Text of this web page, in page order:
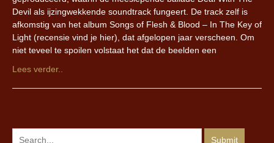
Devil als ijzingwekkende soundtrack fungeert. De track zelf is
afkomstig van het album Songs of Flesh & Blood – In The Key of
Light (recensie vind je hier), dat afgelopen jaar verscheen. Om
niet teveel te spoilen volstaat het dat de beelden een
Lees verder..